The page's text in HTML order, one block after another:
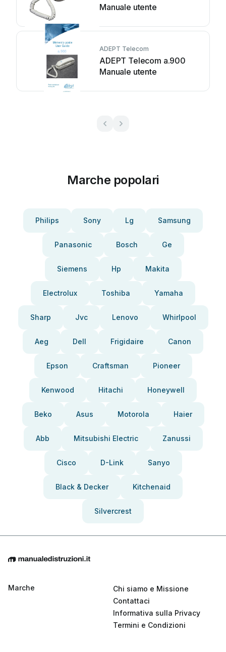
Manuale utente
ADEPT Telecom
ADEPT Telecom a.900
Manuale utente
Marche popolari
Philips Sony Lg Samsung
Panasonic Bosch Ge
Siemens Hp Makita
Electrolux Toshiba Yamaha
Sharp Jvc Lenovo Whirlpool
Aeg Dell Frigidaire Canon
Epson Craftsman Pioneer
Kenwood Hitachi Honeywell
Beko Asus Motorola Haier
Abb Mitsubishi Electric Zanussi
Cisco D-Link Sanyo
Black & Decker Kitchenaid
Silvercrest
Marche
Chi siamo e Missione
Contattaci
Informativa sulla Privacy
Termini e Condizioni